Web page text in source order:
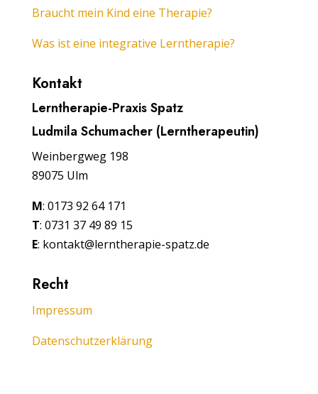
Braucht mein Kind eine Therapie?
Was ist eine integrative Lerntherapie?
Kontakt
Lerntherapie-Praxis Spatz
Ludmila Schumacher (Lerntherapeutin)
Weinbergweg 198
89075 Ulm
M: 0173 92 64 171
T: 0731 37 49 89 15
E: kontakt@lerntherapie-spatz.de
Recht
Impressum
Datenschutzerklärung